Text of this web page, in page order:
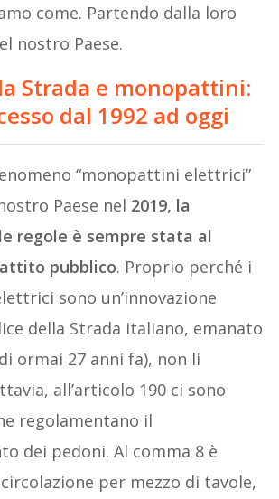
come. Partendo dalla loro
nostro Paese.
Strada e monopattini:
dal 1992 ad oggi
“monopattini elettrici”
Paese nel 2019, la
regole è sempre stata al
pubblico. Proprio perché i
sono un’innovazione
della Strada italiano, emanato
ormai 27 anni fa), non li
all’articolo 190 ci sono
regolamentano il
dei pedoni. Al comma 8 è
per mezzo di tavole,